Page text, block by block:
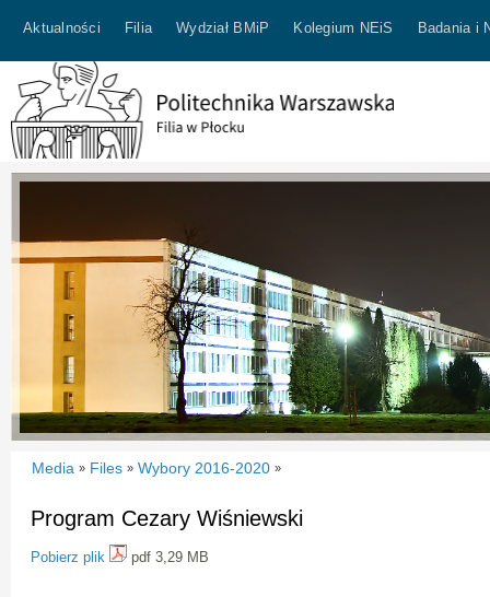
Aktualności Filia Wydział BMiP Kolegium NEiS Badania i
Media » Files » Wybory 2016-2020 »
Program Cezary Wiśniewski
Pobierz plik pdf 3,29 MB